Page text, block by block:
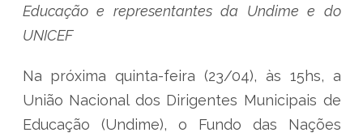
Educação e representantes da Undime e do
UNICEF
Na próxima quinta-feira (23/04), às 15hs, a
União Nacional dos Dirigentes Municipais de
Educação (Undime), o Fundo das Nações